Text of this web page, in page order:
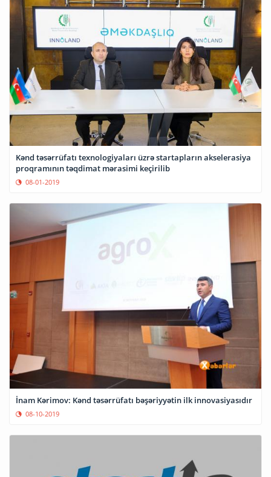
Kənd təsərrüfatı texnologiyaları üzrə startapların akselerasiya
proqramının təqdimat mərasimi keçirilib
08-01-2019
İnam Kərimov: Kənd təsərrüfatı bəşəriyyətin ilk innovasiyasıdır
08-10-2019